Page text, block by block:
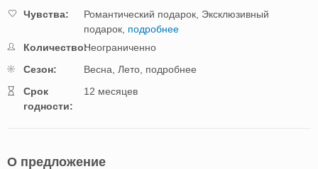
Чувства:
Романтический подарок, Эксклюзивный
подарок, подробнее
Количество:Неограниченно
Cезон:
Весна, Лето, подробнее
Cрок
годности:
12 месяцев
О предложение